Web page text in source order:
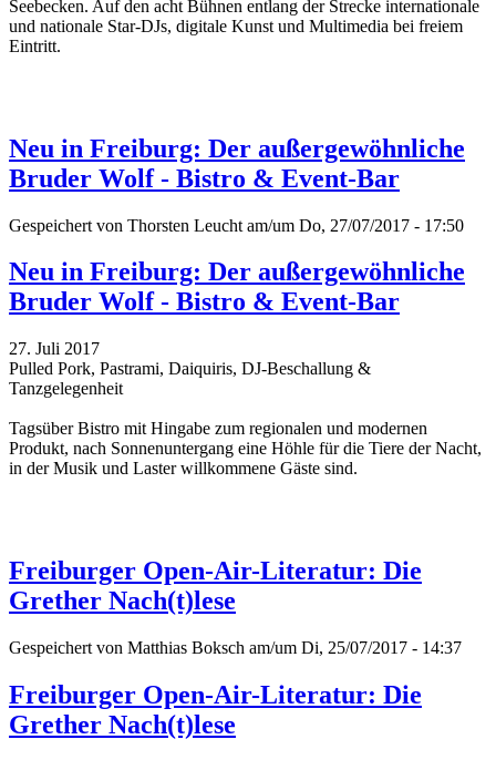
Seebecken. Auf den acht Bühnen entlang der Strecke internationale
und nationale Star-DJs, digitale Kunst und Multimedia bei freiem
Eintritt.
Neu in Freiburg: Der außergewöhnliche
Bruder Wolf - Bistro & Event-Bar
Gespeichert von Thorsten Leucht am/um Do, 27/07/2017 - 17:50
Neu in Freiburg: Der außergewöhnliche
Bruder Wolf - Bistro & Event-Bar
27. Juli 2017
Pulled Pork, Pastrami, Daiquiris, DJ-Beschallung &
Tanzgelegenheit
Tagsüber Bistro mit Hingabe zum regionalen und modernen
Produkt, nach Sonnenuntergang eine Höhle für die Tiere der Nacht,
in der Musik und Laster willkommene Gäste sind.
Freiburger Open-Air-Literatur: Die
Grether Nach(t)lese
Gespeichert von Matthias Boksch am/um Di, 25/07/2017 - 14:37
Freiburger Open-Air-Literatur: Die
Grether Nach(t)lese